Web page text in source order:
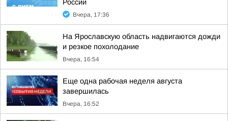
России
Вчера, 17:36
На Ярославскую область надвигаются дожди
и резкое похолодание
Вчера, 16:54
Еще одна рабочая неделя августа
завершилась
Вчера, 16:52